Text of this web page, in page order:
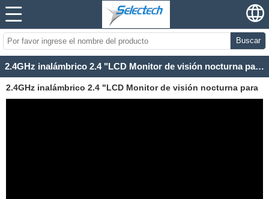
Buscar
2.4GHz inalámbrico 2.4 "LCD Monitor de visión nocturna para bebés
2.4GHz inalámbrico 2.4 "LCD Monitor de visión nocturna para